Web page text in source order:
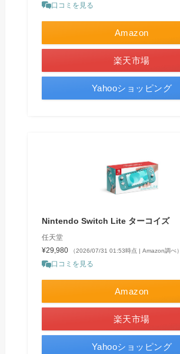
口コミを見る
Amazon
楽天市場
Yahooショッピング
Nintendo Switch Lite ターコイズ
任天堂
¥29,980
（2026/07/31 01:53時点 | Amazon調べ）
口コミを見る
Amazon
楽天市場
Yahooショッピング